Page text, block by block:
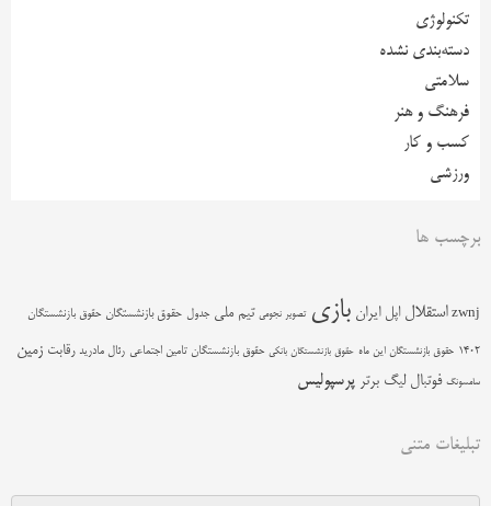
تکنولوژی
دسته‌بندی نشده
سلامتی
فرهنگ و هنر
کسب و کار
ورزشی
برچسب ها
zwnj استقلال اپل ایران بازی تصویر نجومی تیم ملی جدول حقوق بازنشستگان حقوق بازنشستگان
1402 حقوق بازنشستگان این ماه حقوق بازنشستگان بانکی حقوق بازنشستگان تامین اجتماعی رئال مادرید رقابت زمین
سامسونگ فوتبال لیگ برتر پرسپولیس
تبلیغات متنی